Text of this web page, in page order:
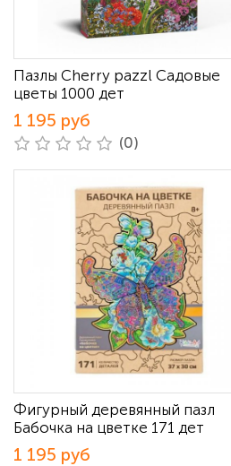
Пазлы Cherry pazzl Садовые
цветы 1000 дет
1 195 руб
(0)
Фигурный деревянный пазл
Бабочка на цветке 171 дет
1 195 руб